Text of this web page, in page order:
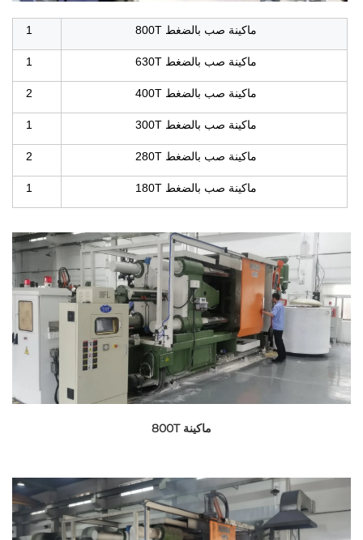
ماكينة صب بالضغط 800T
ماكينة صب بالضغط 630T
ماكينة صب بالضغط 400T
ماكينة صب بالضغط 300T
ماكينة صب بالضغط 280T
ماكينة صب بالضغط 180T
ماكينة 800T